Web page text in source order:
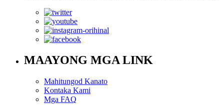
MAAYONG MGA LINK
Mahitungod Kanato
Kontaka Kami
Mga FAQ